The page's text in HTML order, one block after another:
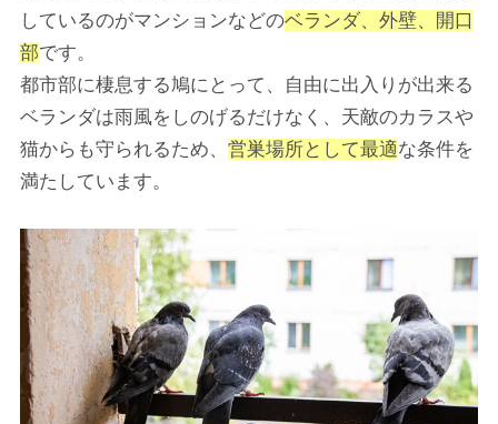
しているのがマンションなどのベランダ、外壁、開口
部です。
都市部に棲息する鳩にとって、自由に出入りが出来る
ベランダは雨風をしのげるだけなく、天敵のカラスや
猫からも守られるため、 営巣場所として最適な条件を
満たしています。